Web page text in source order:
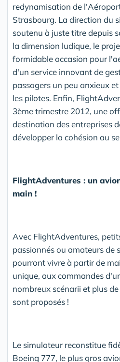
redynamisation de
Strasbourg. La direction du
soutenu à juste titre depuis
la dimension ludique, le
formidable occasion pour
d'un service innovant de
passagers un peu anxieux
les pilotes. Enfin,
3ème trimestre 2012, une
destination des entreprises
développer la cohésion au
FlightAdventures : un
main !
Avec FlightAdventures,
passionnés ou amateurs de
pourront vivre à partir de
unique, aux commandes
nombreux scénarii et plus
sont proposés !
Le simulateur reconstitue
Boeing 777, le plus gros